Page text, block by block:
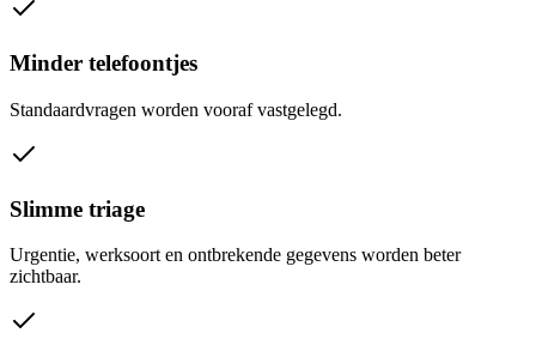
Minder telefoontjes
Standaardvragen worden vooraf vastgelegd.
Slimme triage
Urgentie, werksoort en ontbrekende gegevens worden beter
zichtbaar.